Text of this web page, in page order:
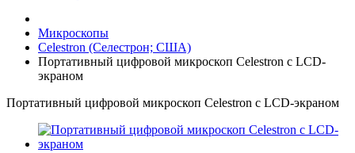
Микроскопы
Celestron (Селестрон; США)
Портативный цифровой микроскоп Celestron с LCD-
экраном
Портативный цифровой микроскоп Celestron с LCD-экраном